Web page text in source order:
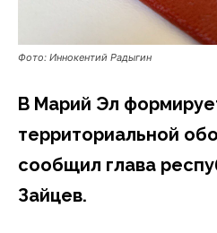
Фото: Иннокентий Радыгин
В Марий Эл
территориальной
сообщил глава
Зайцев.